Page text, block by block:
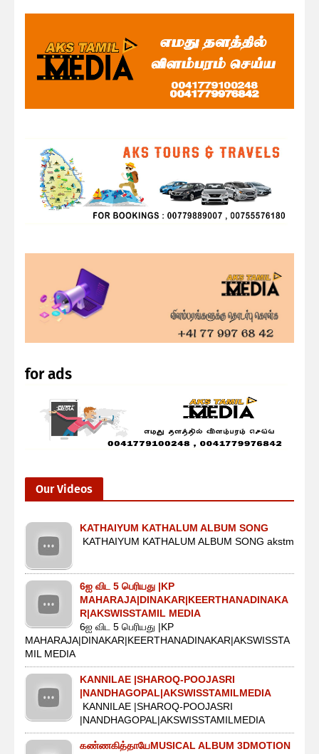
for ads
Our Videos
KATHAIYUM KATHALUM ALBUM SONG
KATHAIYUM KATHALUM ALBUM SONG akstm
6ஐ விட 5 பெரியது |KP
MAHARAJA|DINAKAR|KEERTHANADINAKA
R|AKSWISSTAMIL MEDIA
6ஐ விட 5 பெரியது |KP
MAHARAJA|DINAKAR|KEERTHANADINAKAR|AKSWISSTA
MIL MEDIA
KANNILAE |SHAROQ-POOJASRI
|NANDHAGOPAL|AKSWISSTAMILMEDIA
KANNILAE |SHAROQ-POOJASRI
|NANDHAGOPAL|AKSWISSTAMILMEDIA
கண்ணகித்தாயேMUSICAL ALBUM 3DMOTION